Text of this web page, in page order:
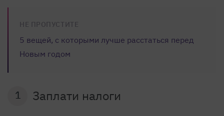
НЕ ПРОПУСТИТЕ
5 вещей, с которыми лучше расстаться перед
Новым годом
1 Заплати налоги